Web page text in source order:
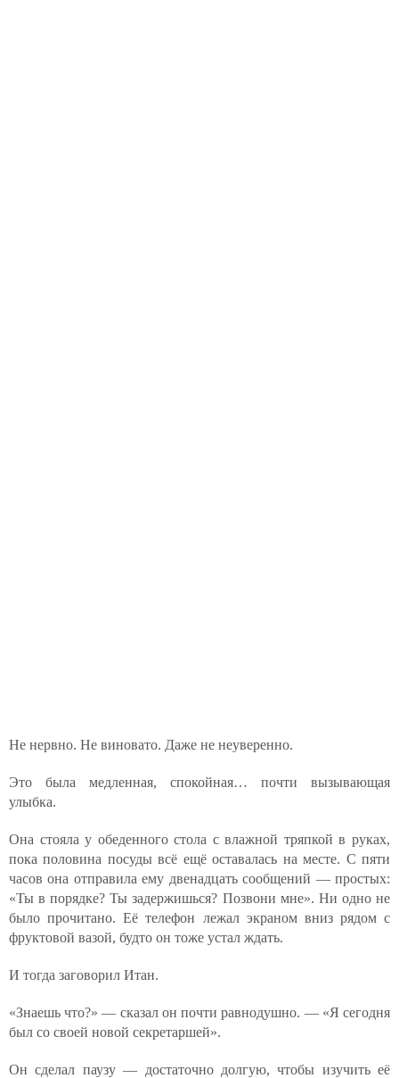
Не нервно. Не виновато. Даже не неуверенно.
Это была медленная, спокойная… почти вызывающая
улыбка.
Она стояла у обеденного стола с влажной тряпкой в руках,
пока половина посуды всё ещё оставалась на месте. С пяти
часов она отправила ему двенадцать сообщений — простых:
«Ты в порядке? Ты задержишься? Позвони мне». Ни одно не
было прочитано. Её телефон лежал экраном вниз рядом с
фруктовой вазой, будто он тоже устал ждать.
И тогда заговорил Итан.
«Знаешь что?» — сказал он почти равнодушно. — «Я сегодня
был со своей новой секретаршей».
Он сделал паузу — достаточно долгую, чтобы изучить её